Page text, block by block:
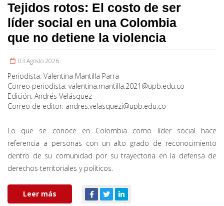
Tejidos rotos: El costo de ser
líder social en una Colombia
que no detiene la violencia
03 Agosto 2026
Periodista: Valentina Mantilla Parra
Correo periodista: valentina.mantilla.2021@upb.edu.co
Edición: Andrés Velásquez
Correo de editor: andres.velasquezi@upb.edu.co
Lo que se conoce en Colombia como líder social hace
referencia a personas con un alto grado de reconocimiento
dentro de su comunidad por su trayectoria en la defensa de
derechos territoriales y políticos.
Leer más